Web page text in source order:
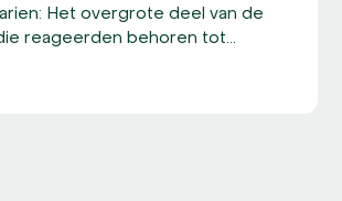
Het overgrote deel van de
reageerden behoren tot…